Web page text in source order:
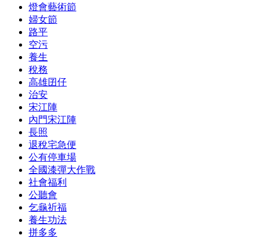
燈會藝術節
婦女節
路平
空污
養生
稅務
高雄囝仔
治安
宋江陣
內門宋江陣
長照
退稅宅急便
公有停車場
全國漆彈大作戰
社會福利
公聽會
乞龜祈福
養生功法
拼多多